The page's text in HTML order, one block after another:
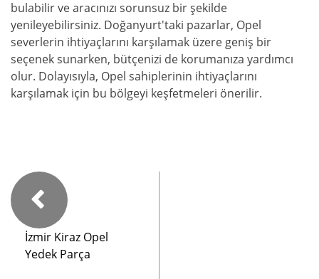
bulabilir ve aracınızı sorunsuz bir şekilde
yenileyebilirsiniz. Doğanyurt'taki pazarlar, Opel
severlerin ihtiyaçlarını karşılamak üzere geniş bir
seçenek sunarken, bütçenizi de korumanıza yardımcı
olur. Dolayısıyla, Opel sahiplerinin ihtiyaçlarını
karşılamak için bu bölgeyi keşfetmeleri önerilir.
İzmir Kiraz Opel
Yedek Parça